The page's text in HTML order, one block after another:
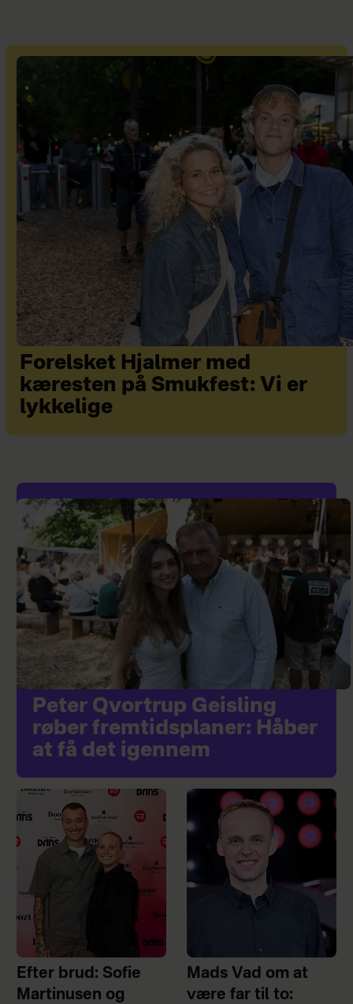
Forelsket Hjalmer med
kæresten på Smukfest: Vi er
lykkelige
Peter Qvortrup Geisling
røber fremtidsplaner: Håber
at få det igennem
Efter brud: Sofie
Martinusen og
Mads Vad om at
være far til to: